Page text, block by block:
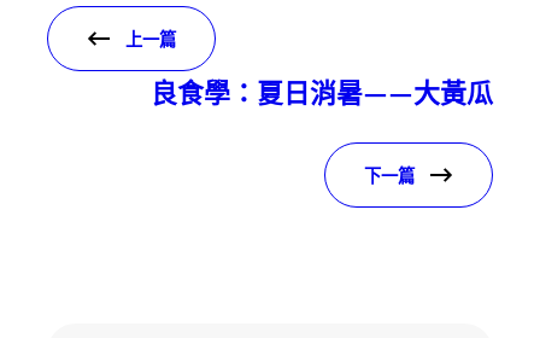
上一篇
良食學：夏日消暑——大黃瓜
下一篇